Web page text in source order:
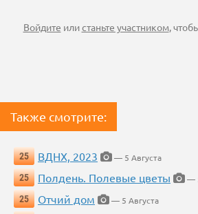
Войдите илистаньте участником,
Также смотрите:
25 ВДНХ, 2023
— 5 Августа
25
Полдень. Полевые цветы
—
25
Отчий дом
— 5 Августа